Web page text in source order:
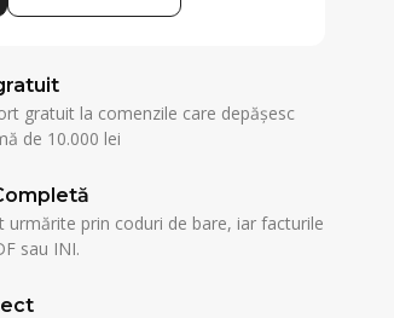
gratuit la comenzile care depășesc
de 10.000 lei
urmărite prin coduri de bare, iar facturile
sau INI.